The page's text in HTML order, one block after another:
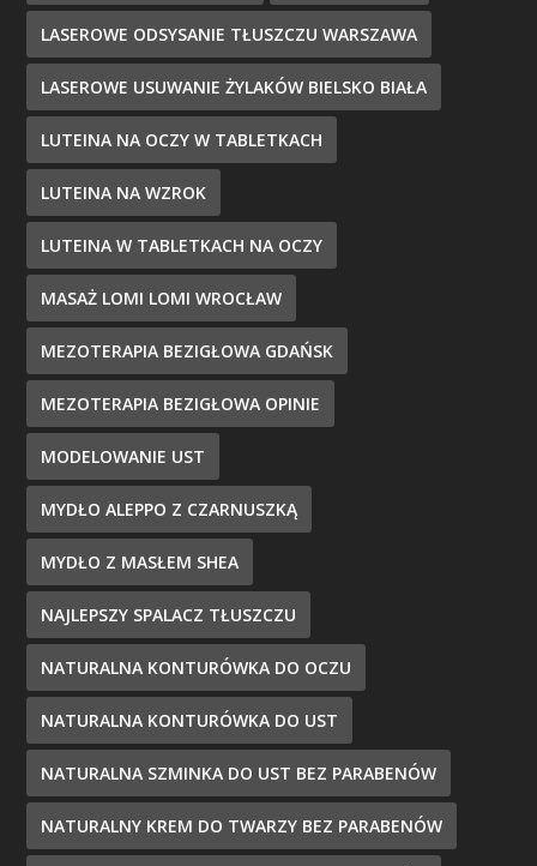
LASEROWE ODSYSANIE TŁUSZCZU WARSZAWA
LASEROWE USUWANIE ŻYLAKÓW BIELSKO BIAŁA
LUTEINA NA OCZY W TABLETKACH
LUTEINA NA WZROK
LUTEINA W TABLETKACH NA OCZY
MASAŻ LOMI LOMI WROCŁAW
MEZOTERAPIA BEZIGŁOWA GDAŃSK
MEZOTERAPIA BEZIGŁOWA OPINIE
MODELOWANIE UST
MYDŁO ALEPPO Z CZARNUSZKĄ
MYDŁO Z MASŁEM SHEA
NAJLEPSZY SPALACZ TŁUSZCZU
NATURALNA KONTURÓWKA DO OCZU
NATURALNA KONTURÓWKA DO UST
NATURALNA SZMINKA DO UST BEZ PARABENÓW
NATURALNY KREM DO TWARZY BEZ PARABENÓW